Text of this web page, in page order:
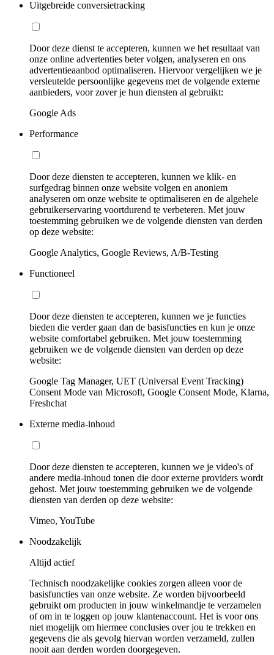
Uitgebreide conversietracking
Door deze dienst te accepteren, kunnen we het resultaat van
onze online advertenties beter volgen, analyseren en ons
advertentieaanbod optimaliseren. Hiervoor vergelijken we je
versleutelde persoonlijke gegevens met de volgende externe
aanbieders, voor zover je hun diensten al gebruikt:
Google Ads
Performance
Door deze diensten te accepteren, kunnen we klik- en
surfgedrag binnen onze website volgen en anoniem
analyseren om onze website te optimaliseren en de algehele
gebruikerservaring voortdurend te verbeteren. Met jouw
toestemming gebruiken we de volgende diensten van derden
op deze website:
Google Analytics, Google Reviews, A/B-Testing
Functioneel
Door deze diensten te accepteren, kunnen we je functies
bieden die verder gaan dan de basisfuncties en kun je onze
website comfortabel gebruiken. Met jouw toestemming
gebruiken we de volgende diensten van derden op deze
website:
Google Tag Manager, UET (Universal Event Tracking)
Consent Mode van Microsoft, Google Consent Mode, Klarna,
Freshchat
Externe media-inhoud
Door deze diensten te accepteren, kunnen we je video's of
andere media-inhoud tonen die door externe providers wordt
gehost. Met jouw toestemming gebruiken we de volgende
diensten van derden op deze website:
Vimeo, YouTube
Noodzakelijk
Altijd actief
Technisch noodzakelijke cookies zorgen alleen voor de
basisfuncties van onze website. Ze worden bijvoorbeeld
gebruikt om producten in jouw winkelmandje te verzamelen
of om in te loggen op jouw klantenaccount. Het is voor ons
niet mogelijk om hiermee conclusies over jou te trekken en
gegevens die als gevolg hiervan worden verzameld, zullen
nooit aan derden worden doorgegeven.